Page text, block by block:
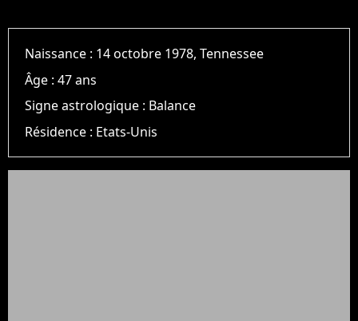
Naissance : 14 octobre 1978, Tennessee
Âge :47 ans
Signe astrologique : Balance
Résidence : Etats-Unis